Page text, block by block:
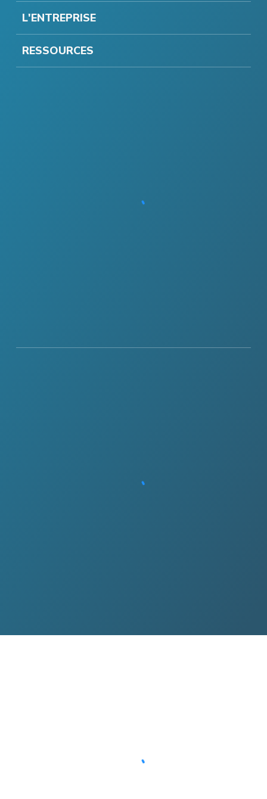
L'ENTREPRISE
RESSOURCES